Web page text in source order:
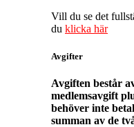
Vill du se det
du klicka här
Avgifter
Avgiften består
medlemsavgift
behöver inte
summan av de